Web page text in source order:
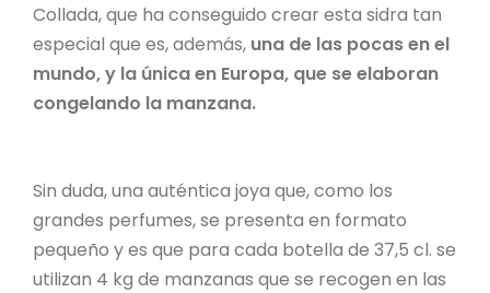
Collada, que ha conseguido crear esta sidra tan
especial que es, además, una de las pocas en el
mundo, y la única en Europa, que se elaboran
congelando la manzana.
Sin duda, una auténtica joya que, como los
grandes perfumes, se presenta en formato
pequeño y es que para cada botella de 37,5 cl. se
utilizan 4 kg de manzanas que se recogen en las